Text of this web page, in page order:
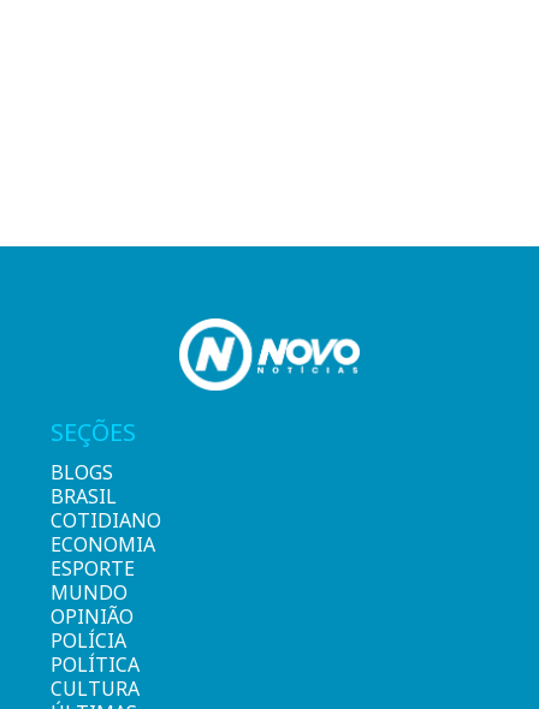
SEÇÕES
BLOGS
BRASIL
COTIDIANO
ECONOMIA
ESPORTE
MUNDO
OPINIÃO
POLÍCIA
POLÍTICA
CULTURA